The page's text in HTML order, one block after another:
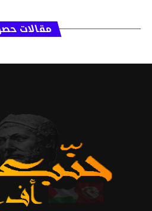
مقالات